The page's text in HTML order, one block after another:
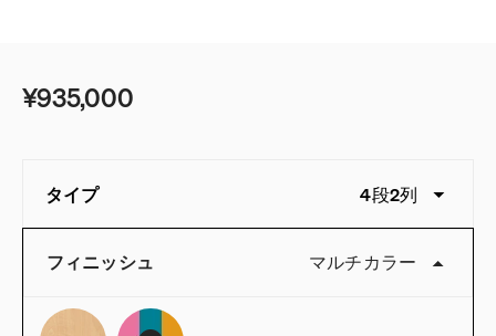
¥935,000
タイプ 4段2列
フィニッシュ マルチカラー